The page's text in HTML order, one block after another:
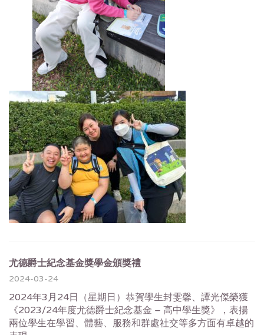
尤德爵士紀念基金獎學金頒獎禮
2024-03-24
2024年3月24日（星期日）恭賀學生封雯馨、譚光傑榮獲
《2023/24年度尤德爵士紀念基金 – 高中學生獎》，表揚
兩位學生在學習、體藝、服務和群處社交等多方面有卓越的